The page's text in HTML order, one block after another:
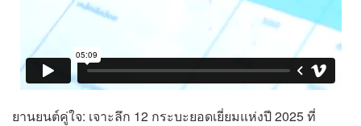
ยานยนต์คู่ใจ: เจาะลึก 12 กระบะยอดเยี่ยมแห่งปี 2025 ที่